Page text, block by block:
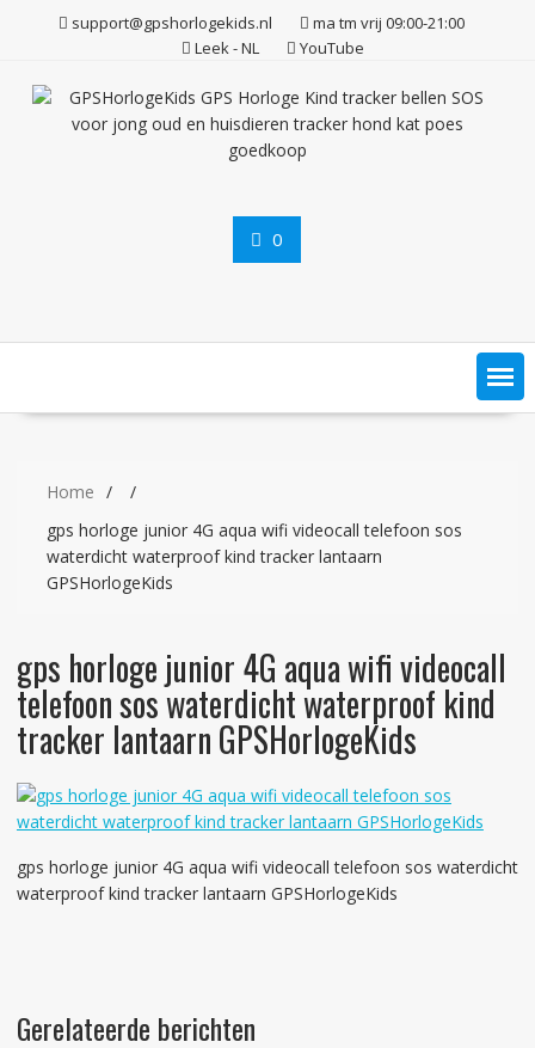
inhoud
support@gpshorlogekids.nl
ma tm vrij 09:00-21:00
Leek - NL
YouTube
0
Home
gps horloge junior 4G aqua wifi videocall telefoon sos
waterdicht waterproof kind tracker lantaarn
GPSHorlogeKids
gps horloge junior 4G aqua wifi videocall
telefoon sos waterdicht waterproof kind
tracker lantaarn GPSHorlogeKids
gps horloge junior 4G aqua wifi videocall telefoon sos waterdicht
waterproof kind tracker lantaarn GPSHorlogeKids
Gerelateerde berichten